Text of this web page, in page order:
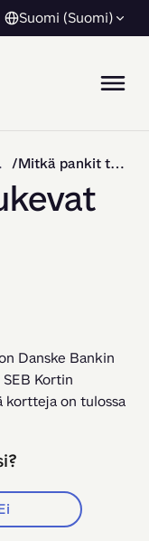
Suomi (Suomi)
Mitkä pankit tukevat täppäämistä MobilePaylla?
Danske Bankin
Kortin
kortteja on tulossa